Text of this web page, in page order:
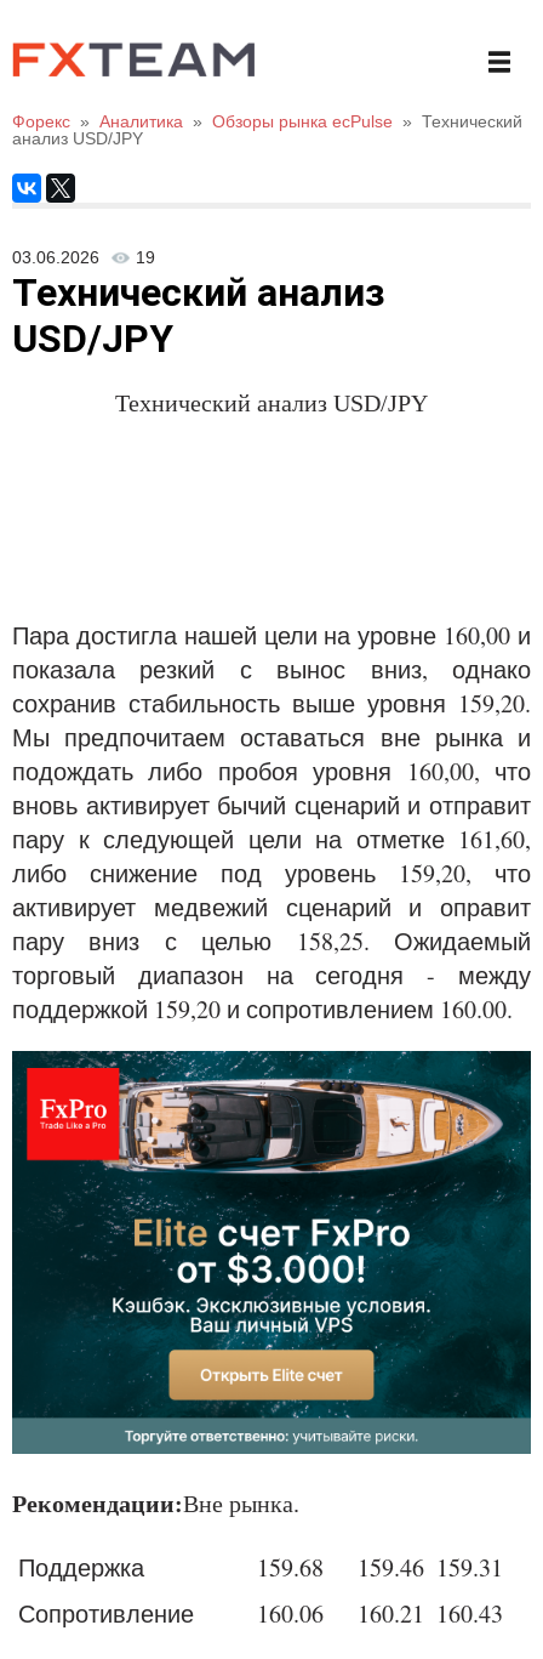
Форекс » Аналитика » Обзоры рынка ecPulse » Технический
анализ USD/JPY
03.06.2026 19
Технический анализ
USD/JPY
Технический анализ USD/JPY
Пара достигла нашей цели на уровне 160,00 и
показала резкий с вынос вниз, однако
сохранив стабильность выше уровня 159,20.
Мы предпочитаем оставаться вне рынка и
подождать либо пробоя уровня 160,00, что
вновь активирует бычий сценарий и отправит
пару к следующей цели на отметке 161,60,
либо снижение под уровень 159,20, что
активирует медвежий сценарий и оправит
пару вниз с целью 158,25. Ожидаемый
торговый диапазон на сегодня - между
поддержкой 159,20 и сопротивлением 160.00.
Рекомендации:Вне рынка.
Поддержка 159.68 159.46 159.31
Сопротивление
160.06 160.21 160.43